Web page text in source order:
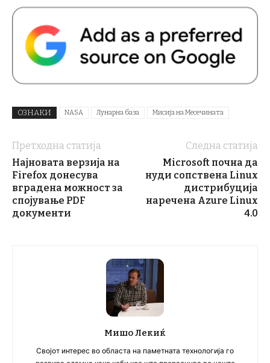
ОЗНАКИ NASA Лунарна база Мисија на Месечината
Претходна статија
Најновата верзија на
Firefox донесува
вградена можност за
спојување PDF
документи
Следна статија
Microsoft почна да
нуди сопствена Linux
дистрибуција
наречена Azure Linux
4.0
Мишо Лекиќ
Својот интерес во областа на паметната технологија го